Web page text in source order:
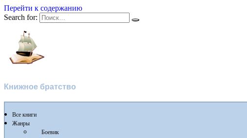
Перейти к содержанию
Search for:
Книжное братство
Все книги
Жанры
Боевик